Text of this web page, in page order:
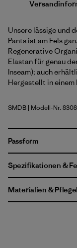
Unsere lässige und
Pants ist am Fels
Regenerative
Elastan für genau
Inseam); auch
Hergestellt in
Smolder Blue
SMDB | Modell-Nr.
Passform
Spezifikationen &
Materialien &